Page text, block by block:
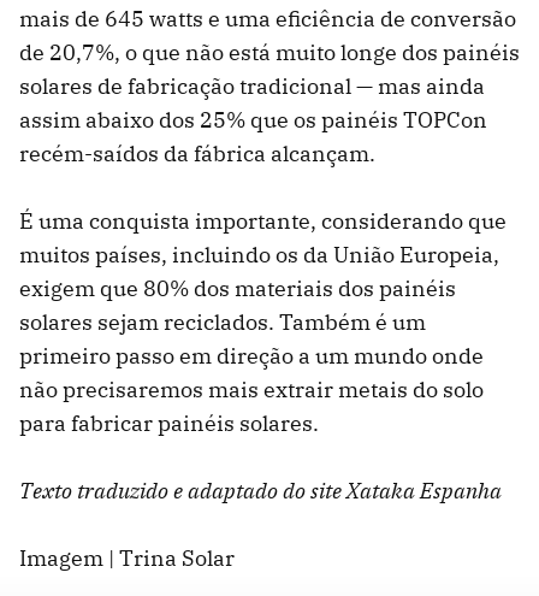
mais de 645 watts e uma eficiência de conversão
de 20,7%, o que não está muito longe dos painéis
solares de fabricação tradicional — mas ainda
assim abaixo dos 25% que os painéis TOPCon
recém-saídos da fábrica alcançam.
É uma conquista importante, considerando que
muitos países, incluindo os da União Europeia,
exigem que 80% dos materiais dos painéis
solares sejam reciclados. Também é um
primeiro passo em direção a um mundo onde
não precisaremos mais extrair metais do solo
para fabricar painéis solares.
Texto traduzido e adaptado do site Xataka Espanha
Imagem | Trina Solar